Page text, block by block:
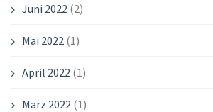
Juni 2022 (2)
Mai 2022 (1)
April 2022 (1)
März 2022 (1)